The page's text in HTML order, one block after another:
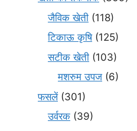
जैविक खेती (118)
टिकाऊ कृषि(125)
सटीक खेती (103)
मशरुम उपज (6)
फसलें(301)
उर्वरक (39)